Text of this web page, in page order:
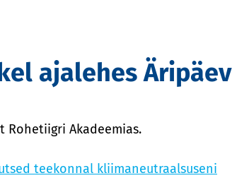
ajalehes Äripäev
Rohetiigri Akadeemias.
teekonnal kliimaneutraalsuseni